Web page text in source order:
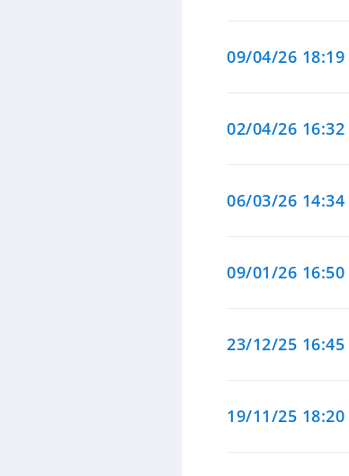
09/04/26 18:19
02/04/26 16:32
06/03/26 14:34
09/01/26 16:50
23/12/25 16:45
19/11/25 18:20